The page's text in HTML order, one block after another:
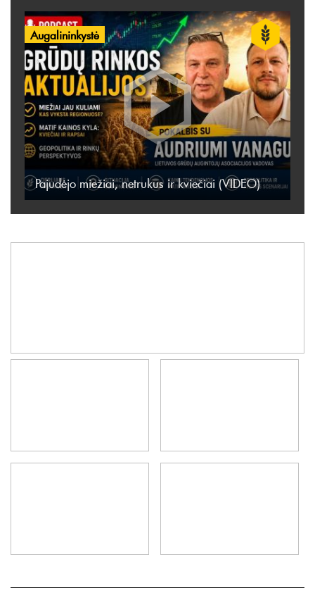
Augalininkystė
Pajudėjo miežiai, netrukus ir kviečiai (VIDEO)